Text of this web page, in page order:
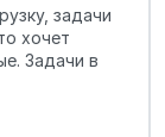
задачи
хочет
Задачи в